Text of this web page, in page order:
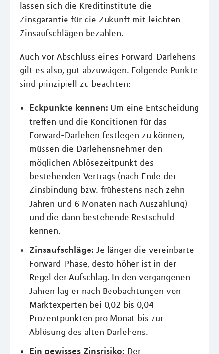
lassen sich die Kreditinstitute die
Zinsgarantie für die Zukunft mit leichten
Zinsaufschlägen bezahlen.
Auch vor Abschluss eines Forward-Darlehens
gilt es also, gut abzuwägen. Folgende Punkte
sind prinzipiell zu beachten:
Eckpunkte kennen: Um eine Entscheidung
treffen und die Konditionen für das
Forward-Darlehen festlegen zu können,
müssen die Darlehensnehmer den
möglichen Ablösezeitpunkt des
bestehenden Vertrags (nach Ende der
Zinsbindung bzw. frühestens nach zehn
Jahren und 6 Monaten nach Auszahlung)
und die dann bestehende Restschuld
kennen.
Zinsaufschläge: Je länger die vereinbarte
Forward-Phase, desto höher ist in der
Regel der Aufschlag. In den vergangenen
Jahren lag er nach Beobachtungen von
Marktexperten bei 0,02 bis 0,04
Prozentpunkten pro Monat bis zur
Ablösung des alten Darlehens.
Ein gewisses Zinsrisiko: Der